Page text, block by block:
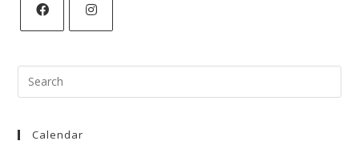
Search
for:
Calendar